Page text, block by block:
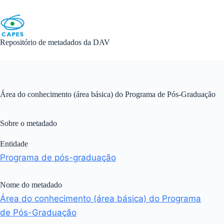
content
Repositório de metadados da DAV
Área do conhecimento (área básica) do Programa de Pós-Graduação
Sobre o metadado
Entidade
Programa de pós-graduação
Nome do metadado
Área do conhecimento (área básica) do Programa
de Pós-Graduação